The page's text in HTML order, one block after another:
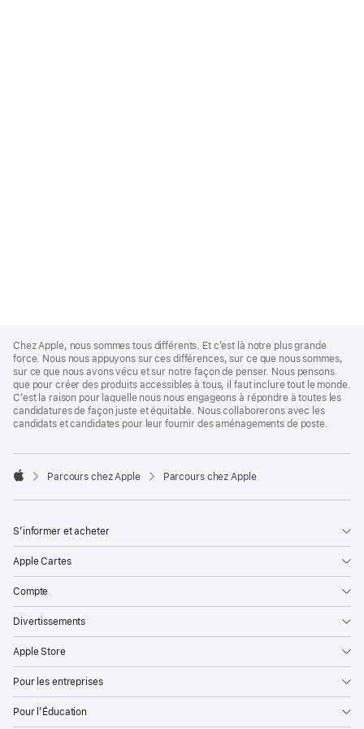
Footer
Chez Apple, nous sommes tous différents. Et c’est là notre plus grande
force. Nous nous appuyons sur ces différences, sur ce que nous sommes,
sur ce que nous avons vécu et sur notre façon de penser. Nous pensons
que pour créer des produits accessibles à tous, il faut inclure tout le monde.
C’est la raison pour laquelle nous nous engageons à répondre à toutes les
candidatures de façon juste et équitable. Nous collaborerons avec les
candidats et candidates pour leur fournir des aménagements de poste.

Parcours chez Apple Parcours chez Apple
S’informer et acheter
Apple Cartes
Compte
Divertissements
Apple Store
Pour les entreprises
Pour l’Éducation